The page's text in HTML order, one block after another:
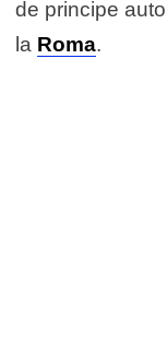
de principe
la Roma.